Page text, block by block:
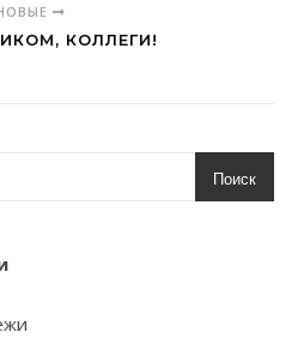
КОЛЛЕГИ!
Поиск